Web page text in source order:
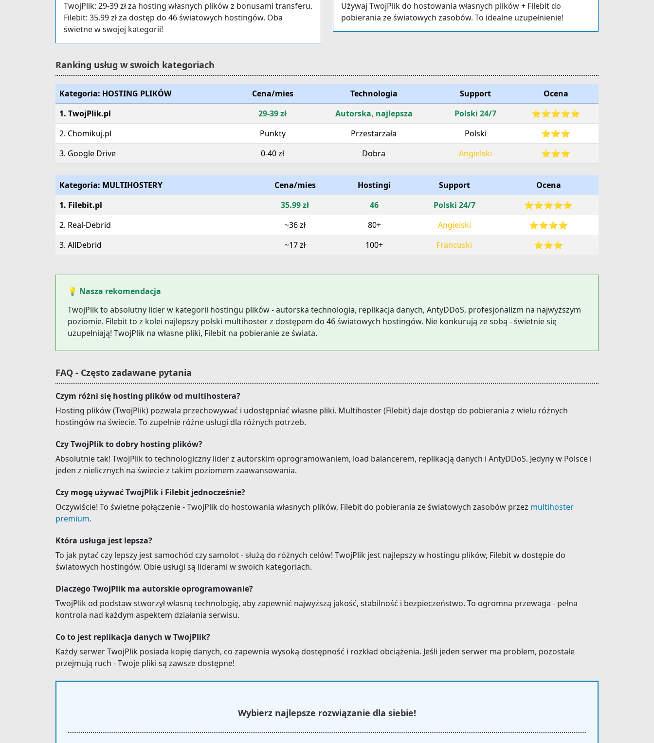
TwojPlik: 29-39 zł za hosting własnych plików z bonusami transferu.
Filebit: 35.99 zł za dostęp do 46 światowych hostingów. Oba
świetne w swojej kategorii!
Używaj TwojPlik do hostowania własnych plików + Filebit do
pobierania ze światowych zasobów. To idealne uzupełnienie!
Ranking usług w swoich kategoriach
Kategoria: HOSTING PLIKÓW Cena/mies Technologia Support
Ocena
1. TwojPlik.pl
29-39 zł Autorska, najlepsza Polski 24/7
⭐⭐⭐⭐⭐
2. Chomikuj.pl
Punkty Przestarzała Polski
⭐⭐⭐
3. Google Drive
0-40 zł Dobra Angielski ⭐⭐⭐
Kategoria: MULTIHOSTERY Cena/mies Hostingi Support
Ocena
1. Filebit.pl
35.99 zł 46 Polski 24/7
⭐⭐⭐⭐⭐
2. Real-Debrid
~36 zł 80+ Angielski
⭐⭐⭐⭐
3. AllDebrid
~17 zł 100+ Francuski ⭐⭐⭐
💡 Nasza rekomendacja
TwojPlik to absolutny lider w kategorii hostingu plików - autorska technologia, replikacja danych, AntyDDoS, profesjonalizm na najwyższym
poziomie. Filebit to z kolei najlepszy polski multihoster z dostępem do 46 światowych hostingów. Nie konkurują ze sobą - świetnie się
uzupełniają! TwojPlik na własne pliki, Filebit na pobieranie ze świata.
FAQ - Często zadawane pytania
Czym różni się hosting plików od multihostera?
Hosting plików (TwojPlik) pozwala przechowywać i udostępniać własne pliki. Multihoster (Filebit) daje dostęp do pobierania z wielu różnych
hostingów na świecie. To zupełnie różne usługi dla różnych potrzeb.
Czy TwojPlik to dobry hosting plików?
Absolutnie tak! TwojPlik to technologiczny lider z autorskim oprogramowaniem, load balancerem, replikacją danych i AntyDDoS. Jedyny w Polsce i
jeden z nielicznych na świecie z takim poziomem zaawansowania.
Czy mogę używać TwojPlik i Filebit jednocześnie?
Oczywiście! To świetne połączenie - TwojPlik do hostowania własnych plików, Filebit do pobierania ze światowych zasobów przez multihoster
premium.
Która usługa jest lepsza?
To jak pytać czy lepszy jest samochód czy samolot - służą do różnych celów! TwojPlik jest najlepszy w hostingu plików, Filebit w dostępie do
światowych hostingów. Obie usługi są liderami w swoich kategoriach.
Dlaczego TwojPlik ma autorskie oprogramowanie?
TwojPlik od podstaw stworzył własną technologię, aby zapewnić najwyższą jakość, stabilność i bezpieczeństwo. To ogromna przewaga - pełna
kontrola nad każdym aspektem działania serwisu.
Co to jest replikacja danych w TwojPlik?
Każdy serwer TwojPlik posiada kopię danych, co zapewnia wysoką dostępność i rozkład obciążenia. Jeśli jeden serwer ma problem, pozostałe
przejmują ruch - Twoje pliki są zawsze dostępne!
Wybierz najlepsze rozwiązanie dla siebie!